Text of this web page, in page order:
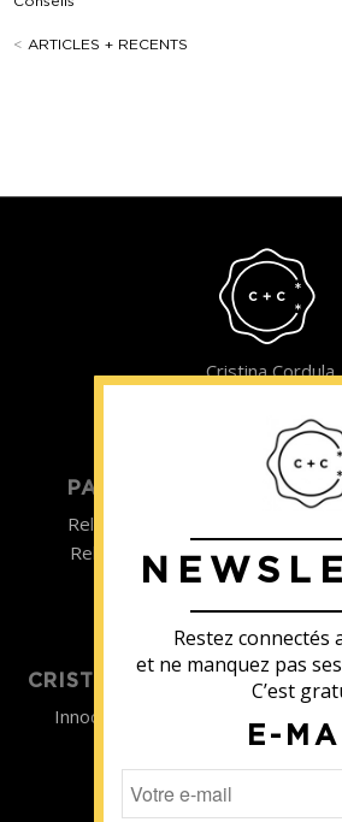
< ARTICLES + RECENTS
Cristina Cordula
PARTICULIER
Relooking homme
Relooking femme
CRISTINA SOUTIENT
Innocence en Danger
Sidaction
Restez connectés
et ne manquez pas
C’est
E-